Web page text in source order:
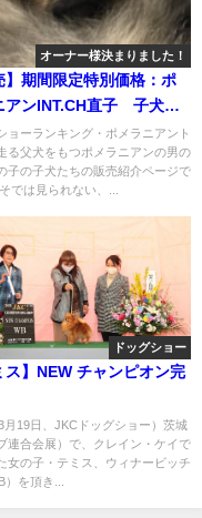
オーナー様決まりました！
】期間限定特別価格：ポ
アンINT.CH直子 子犬
子)のオーナー様を募集し
cn.Henry）
ョーランキング・ポメラニアント
る父犬をもつポメラニアンの男の
子の子犬たちの販売紹介ページで
では見られない、...
ドッグショー
ス】NEW チャンピオン完
月19日、JKCドッグショー）茨城
連合会展）で、クレイン・ケイで
女の子・テミス、ウィナービッチ
）を頂き...